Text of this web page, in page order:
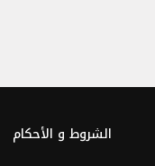
الشروط و الأحكام